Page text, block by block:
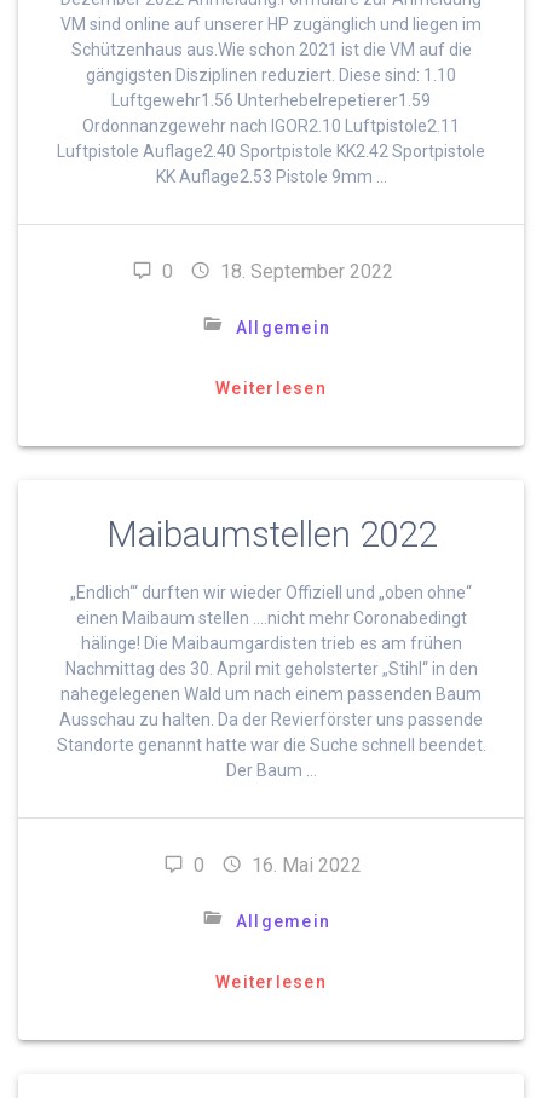
VM sind online auf unserer HP zugänglich und liegen im
Schützenhaus aus.Wie schon 2021 ist die VM auf die
gängigsten Disziplinen reduziert. Diese sind: 1.10
Luftgewehr1.56 Unterhebelrepetierer1.59
Ordonnanzgewehr nach IGOR2.10 Luftpistole2.11
Luftpistole Auflage2.40 Sportpistole KK2.42 Sportpistole
KK Auflage2.53 Pistole 9mm …
0 18. September 2022
Allgemein
Weiterlesen
Maibaumstellen 2022
„Endlich‘“ durften wir wieder Offiziell und „oben ohne“
einen Maibaum stellen ….nicht mehr Coronabedingt
hälinge! Die Maibaumgardisten trieb es am frühen
Nachmittag des 30. April mit geholsterter „Stihl“ in den
nahegelegenen Wald um nach einem passenden Baum
Ausschau zu halten. Da der Revierförster uns passende
Standorte genannt hatte war die Suche schnell beendet.
Der Baum …
0 16. Mai 2022
Allgemein
Weiterlesen